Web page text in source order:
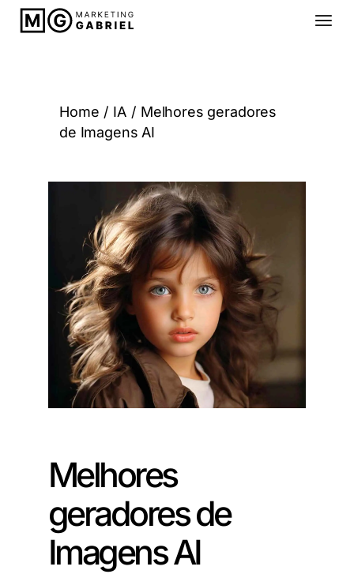
Home IA
Melhores geradores
de Imagens AI
Melhores
geradores de
Imagens AI